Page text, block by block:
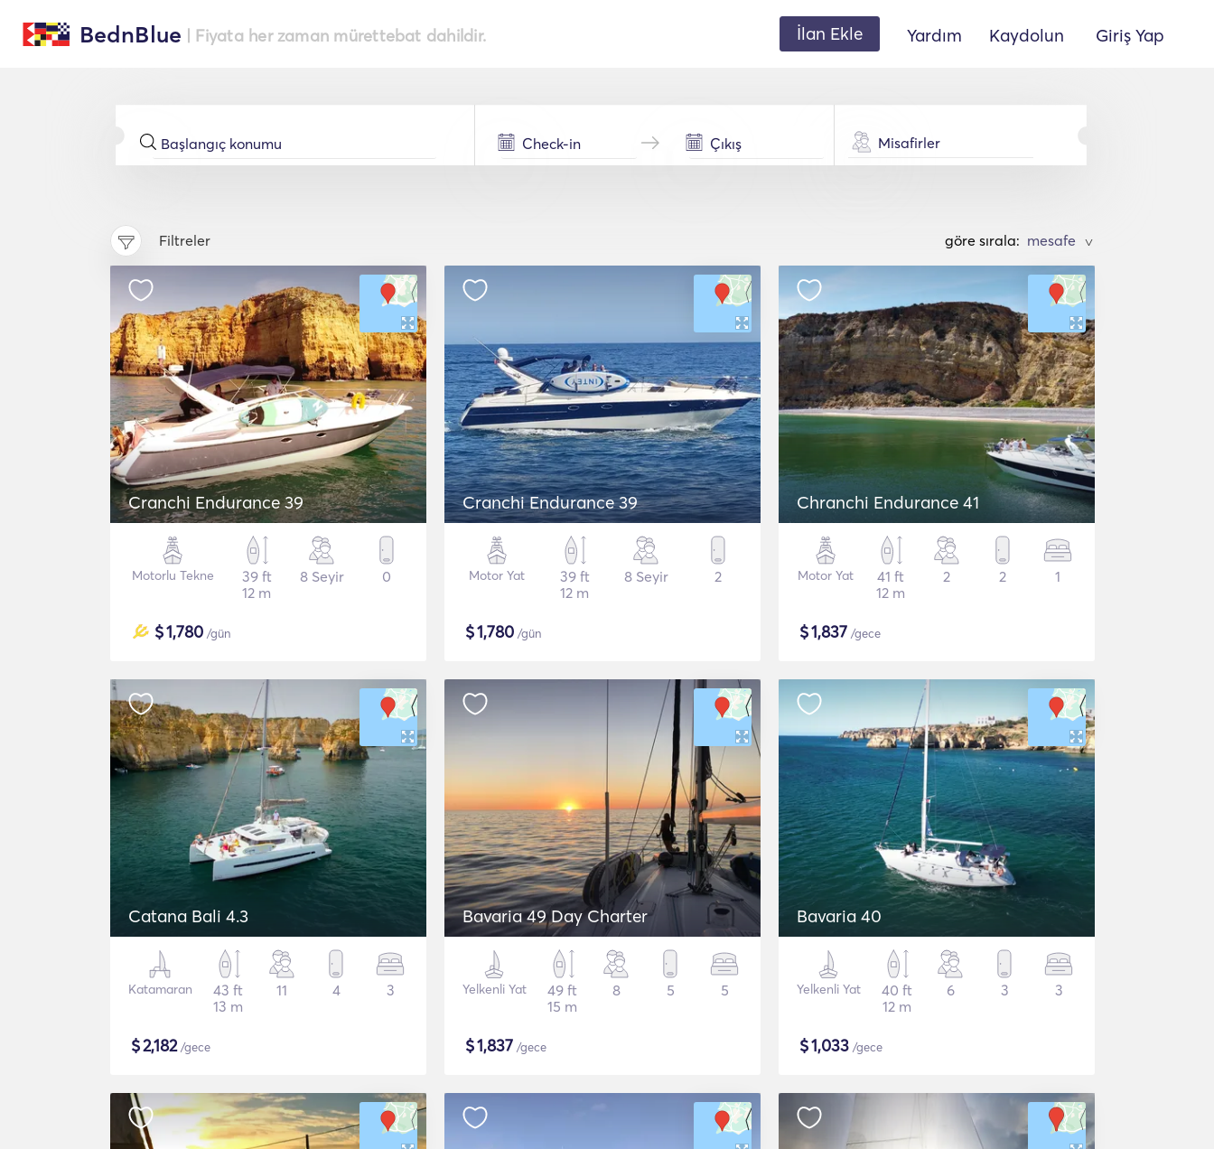
BednBlue | Fiyata her zaman mürettebat dahildir. İlan Ekle Yardım Kaydolun Giriş Yap
Misafirler
Filtreler göre sırala: >
Cranchi Endurance 39
Motorlu Tekne
39 ft
12 m
8 Seyir 0
$1,780 /gün
Cranchi Endurance 39
Motor Yat
39 ft
12 m
8 Seyir 2
$1,780 /gün
Chranchi Endurance 41
Motor Yat
41 ft
12 m
2 2 1
$1,837 /gece
Catana Bali 4.3
Katamaran
43 ft
13 m
11 4 3
$2,182/gece
Bavaria 49 Day Charter
Yelkenli Yat
49 ft
15 m
8 5 5
$1,837 /gece
Bavaria 40
Yelkenli Yat
40 ft
12 m
6 3 3
$1,033 /gece